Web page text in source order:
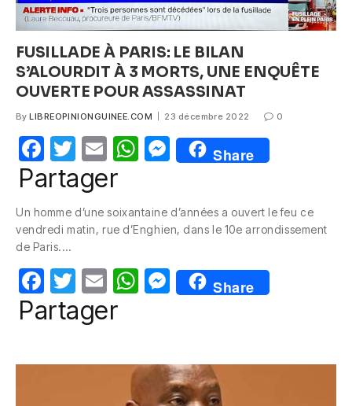
FUSILLADE À PARIS: LE BILAN
S’ALOURDIT À 3 MORTS, UNE ENQUÊTE
OUVERTE POUR ASSASSINAT
By LIBREOPINIONGUINEE.COM 23 décembre 2022 0
F
a
e
b
o
o
k
T
w
itt
er
E
m
W
s
p
p
M
e
e
g
er
Share
Partager
Un homme d’une soixantaine d’années a ouvert le feu ce
vendredi matin, rue d’Enghien, dans le 10e arrondissement
de Paris.…
F
a
e
T
w
itt
er
E
m
W
s
A
M
e
e
n
Share
Partager